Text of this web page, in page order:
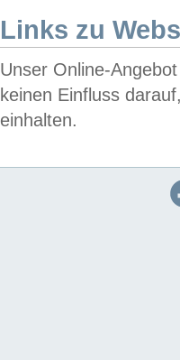
Links zu
Unser Online-
keinen Einfluss
einhalten.